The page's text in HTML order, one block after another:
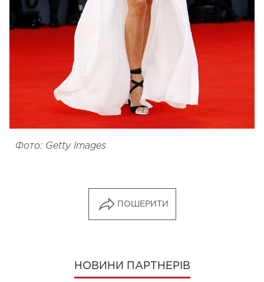
Фото: Getty Images
ПОШЕРИТИ
НОВИНИ ПАРТНЕРІВ